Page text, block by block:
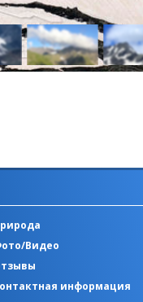
Видео
информация